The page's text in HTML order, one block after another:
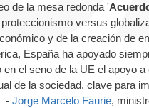
de la mesa redonda '
versus
y de la creación de
España ha apoyado
en el seno de la UE el apoyo
de la sociedad, clave para
- Jorge Marcelo Faurie,